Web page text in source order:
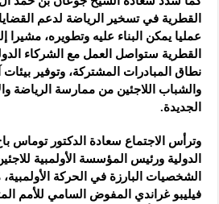
القطرية في تسخير الرياضة لدعم
عمليا يمكن البناء عليه وتطويره، مشيرا
القطرية ستواصل العمل مع الشركاء
نطاق المبادرات المشتركة، وتوفير
والشباب اللاجئين من ممارسة الرياضة
الجديدة.
وترأس الاجتماع سعادة الدكتور توماس
الدولية ورئيس المؤسسة الأولمبية
الشخصيات البارزة في الحركة
فيليبو غراندي المفوض السامي للأمم